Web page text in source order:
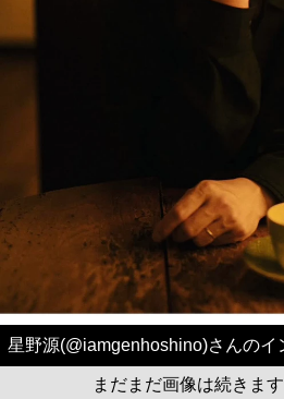
星野源(@iamgenhoshino)さんのイ
まだまだ画像は続きま